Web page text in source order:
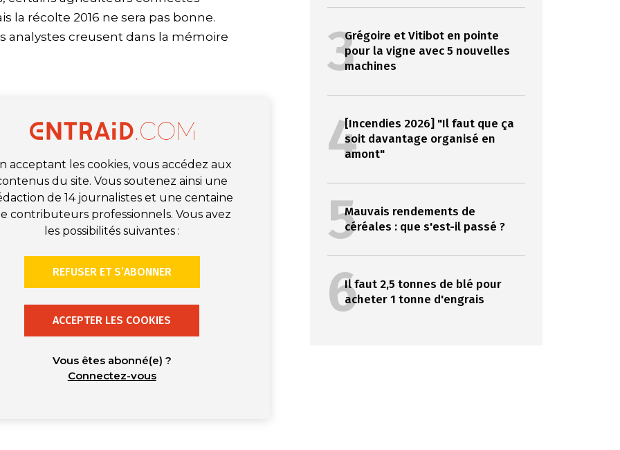
la récolte 2016 ne sera pas bonne.
analystes creusent dans la mémoire
acceptant les cookies, vous accédez aux
du site. Vous soutenez ainsi une
de 14 journalistes et une centaine
contributeurs professionnels. Vous avez
les possibilités suivantes :
REFUSER ET S’ABONNER
ACCEPTER LES COOKIES
Vous êtes abonné(e) ?
Connectez-vous
3Grégoire et Vitibot en pointe
pour la vigne avec 5 nouvelles
machines
4[Incendies 2026] "Il faut que ça
soit davantage organisé en
amont"
5Mauvais rendements de
céréales : que s'est-il passé ?
6Il faut 2,5 tonnes de blé pour
acheter 1 tonne d'engrais